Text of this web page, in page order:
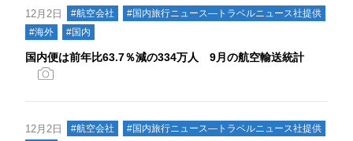
12月2日 #航空会社
#国内旅行ニュース―トラベルニュース社提供
#海外
#国内
国内便は前年比63.7％減の334万人 9月の航空輸送統計
12月2日 #航空会社
#国内旅行ニュース―トラベルニュース社提供